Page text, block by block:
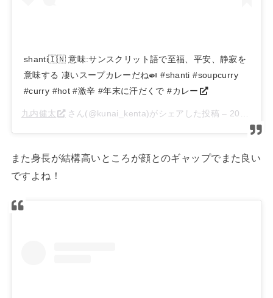
shanti🇮🇳 意味:サンスクリット語で至福、平安、静寂を
意味する 凄いスープカレーだね🍛 #shanti #soupcurry
#curry #hot #激辛 #年末に汗だくで #カレー
九内健太 さん(@kunai_kenta)がシェアした投稿 – 2018年12月月29日午前5時57分PST
また身長が結構高いところが顔とのギャップでまた良い
ですよね！